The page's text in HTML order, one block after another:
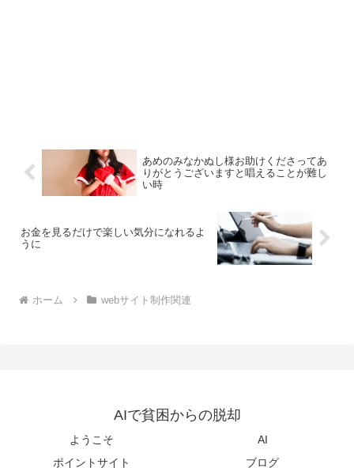
あめのみなかぬし様お助けくださってあ
りがとうございますと唱えることが難し
い時
お金を見るだけで楽しい気分になれるよ
うに
ホーム webサイト制作関連
AIで貧困からの脱却
ようこそ
AI
ポイントサイト
ブログ